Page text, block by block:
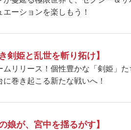
エーションを楽しもう！
剣姫と乱世を斬り拓け】
ムリリース！個性豊かな「剣姫」
に巻き起こる新たな戦いへ！
娘が、宮中を揺るがす】